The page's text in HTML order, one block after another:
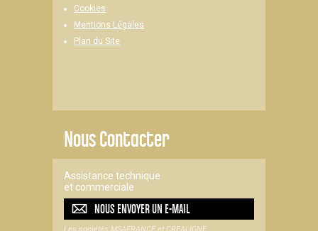
Cookies
Mentions Légales
Plan du Site
Nous Contacter
Assistance technique
et commerciale
NOUS ENVOYER UNE-MAIL